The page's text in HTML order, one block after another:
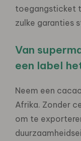
toegangsticket
zulke garanties
Van
een label
Neem een
Afrika. Zonder
om te